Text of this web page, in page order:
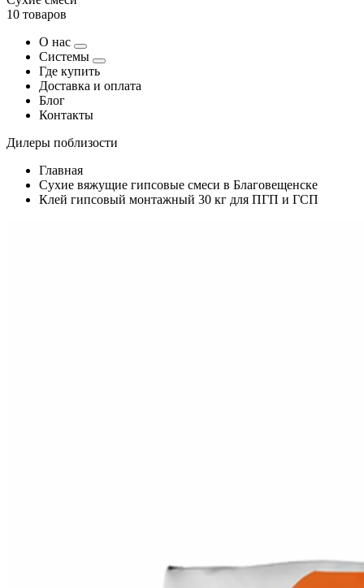
10 товаров
О нас
Системы
Где купить
Доставка и оплата
Блог
Контакты
Дилеры поблизости
Главная
Сухие вяжущие гипсовые смеси в Благовещенске
Клей гипсовый монтажный 30 кг для ПГП и ГСП